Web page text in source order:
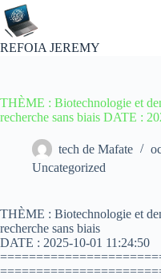
Passer
au
contenu
REFOIA JEREMY
THÈME : Biotechnologie et
recherche sans biais DATE :
tech de Mafate
Uncategorized
THÈME : Biotechnologie et
recherche sans biais
DATE : 2025-10-01 11:24:50